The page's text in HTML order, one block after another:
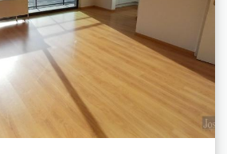
2
7 m²
1
73 m²